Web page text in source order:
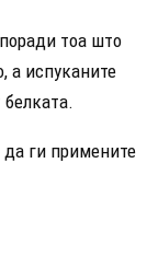
тоа што
а испуканите
белката.
да ги примените